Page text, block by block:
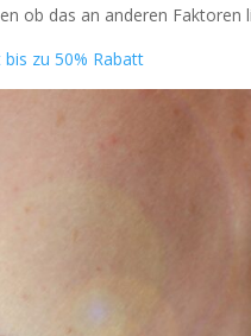
ob das an anderen Faktoren
zu 50% Rabatt